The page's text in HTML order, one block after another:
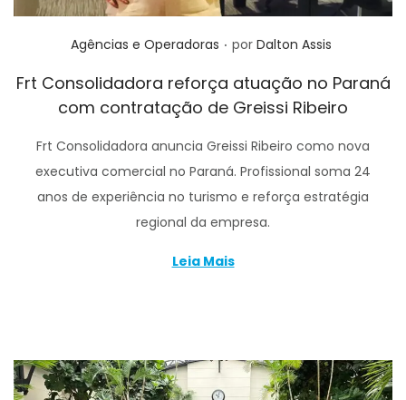
Posted in
Agências e Operadoras . por Dalton Assis
Frt Consolidadora reforça atuação no Paraná
com contratação de Greissi Ribeiro
Frt Consolidadora anuncia Greissi Ribeiro como nova
executiva comercial no Paraná. Profissional soma 24
anos de experiência no turismo e reforça estratégia
regional da empresa.
Leia Mais